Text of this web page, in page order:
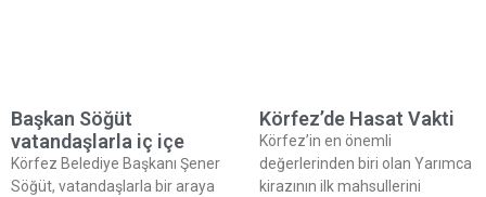
Başkan Söğüt
vatandaşlarla iç içe
Körfez Belediye Başkanı Şener
Söğüt, vatandaşlarla bir araya
Körfez’de Hasat Vakti
Körfez’in en önemli
değerlerinden biri olan Yarımca
kirazının ilk mahsullerini